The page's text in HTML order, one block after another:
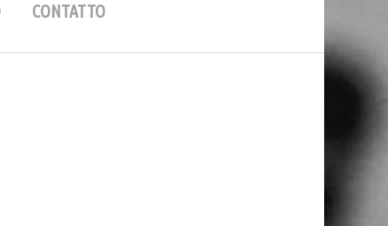
CONTATTO